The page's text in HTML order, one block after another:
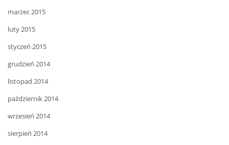
marzec 2015
luty 2015
styczeń 2015
grudzień 2014
listopad 2014
październik 2014
wrzesień 2014
sierpień 2014